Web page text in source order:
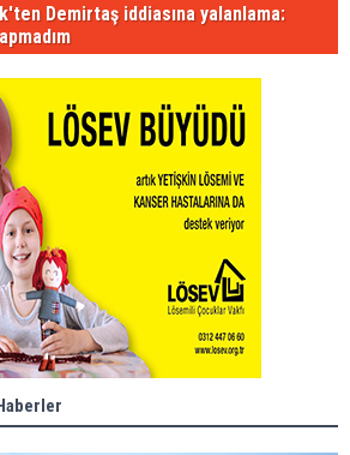
Demirtaş iddiasına yalanlama: